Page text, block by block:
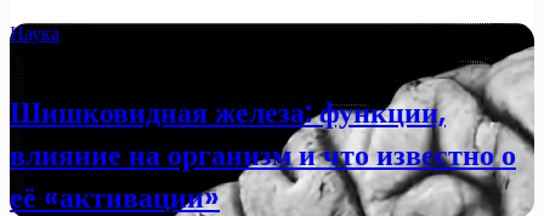
Наука
Шишковидная железа: функции,
влияние на организм и что известно о
её «активации»